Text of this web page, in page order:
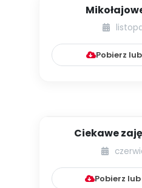
Pobierz
Ciekawe
Pobierz